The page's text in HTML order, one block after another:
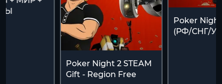
Poker Night 2 STEAM
Gift - Region Free
Poker
(РФ/СНГ/